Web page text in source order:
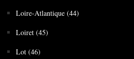
Loire-Atlantique (44)
Loiret (45)
Lot (46)